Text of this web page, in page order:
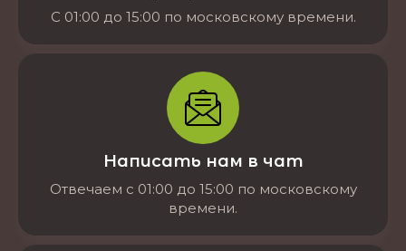
С 01:00 до 15:00 по московскому времени.
Написать нам в чат
Отвечаем с 01:00 до 15:00 по московскому
времени.